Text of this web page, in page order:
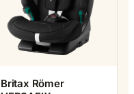
Britax Römer